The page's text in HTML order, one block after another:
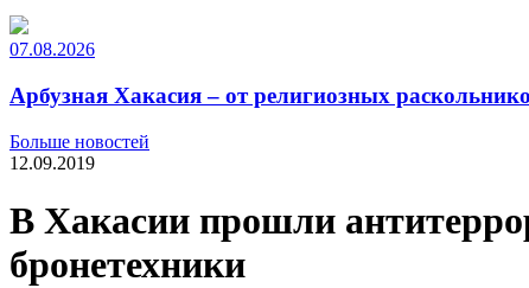
07.08.2026
Арбузная Хакасия – от религиозных
Больше новостей
12.09.2019
В Хакасии прошли
бронетехники